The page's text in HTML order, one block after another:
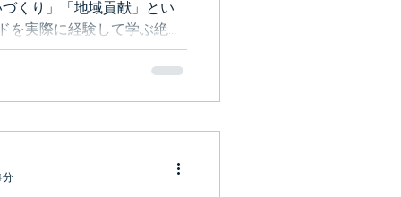
くり」「地域貢献」とい
を実際に経験して学ぶ絶好
ちと一緒に貴重な2日間の
デビュー実現してくださ
分